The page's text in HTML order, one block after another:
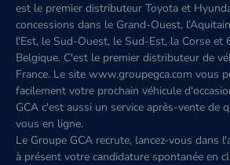
est le premier distributeur Toyota et
concessions dans le Grand-Ouest,
l'Est, le Sud-Ouest, le Sud-Est, la Corse et
Belgique. C'est le premier distributeur de
France. Le site www.groupegca.com vous
facilement votre prochain véhicule
GCA c'est aussi un service après-vente de
vous en ligne.
Le Groupe GCA recrute, lancez-vous dans
à présent votre candidature spontanée en